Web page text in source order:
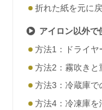
折れた紙を元に
アイロン以外で
方法1：ドライヤ
方法2：霧吹きと
方法3：冷蔵庫で
方法4：冷凍庫を